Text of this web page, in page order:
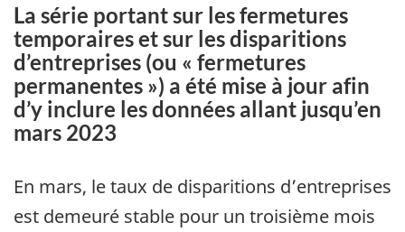
La série portant sur les fermetures
temporaires et sur les disparitions
d’entreprises (ou « fermetures
permanentes ») a été mise à jour afin
d’y inclure les données allant jusqu’en
mars 2023
En mars, le taux de disparitions d’entreprises
est demeuré stable pour un troisième mois